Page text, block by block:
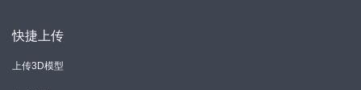
快捷上传
上传3D模型